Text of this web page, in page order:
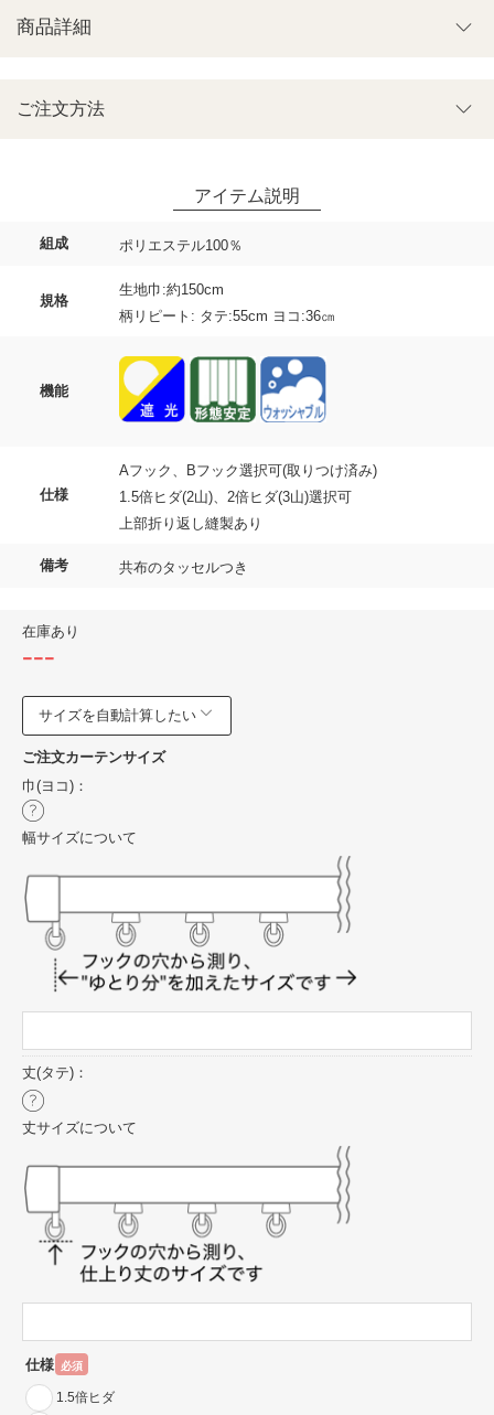
組成 ポリエステル100％
規格
生地巾:約150cm
柄リピート: タテ:55cm ヨコ:36㎝
機能
仕様
Aフック、Bフック選択可(取りつけ済み)
1.5倍ヒダ(2山)、2倍ヒダ(3山)選択可
上部折り返し縫製あり
備考 共布のタッセルつき
在庫あり
---
サイズを自動計算したい
ご注文カーテンサイズ
巾(ヨコ)：
幅サイズについて
丈(タテ)：
丈サイズについて
仕様 必須
1.5倍ヒダ
ご注文方法
商品詳細